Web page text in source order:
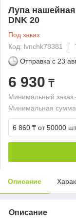
Лупа
DNK 20
Под заказ
Код: lvnchk78381
Отправка с 23
6 930 ₸
Минимальный заказ
Минимальная
6 860 ₸ от 50000
Описание
Описание